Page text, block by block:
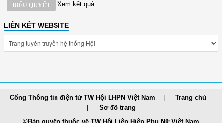
BIỂU QUYẾT Xem kết quả
LIÊN KẾT WEBSITE
Cổng Thông tin điện tử TW Hội LHPN Việt Nam
Trang chủ
Sơ đồ trang
©Bản quyền thuộc về TW Hội Liên Hiệp Phụ Nữ Việt Nam